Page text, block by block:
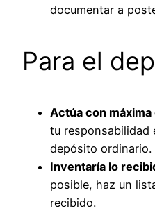
documentar a
Para el
Actúa con
tu responsabilidad
depósito ordinario.
Inventaría lo
posible, haz un
recibido.